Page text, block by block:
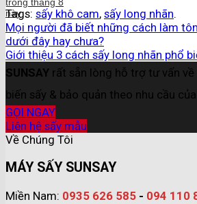
này
Tags: sấy khô cam, sấy long nhãn.
Mọi người đã biết những cách làm
dưới đây hay chưa?
Giới thiệu 3 cách sấy long nhãn phổ
SUNSAY rất sẵn lòng hỗ trợ tư vấn
biến sấy & bảo quản theo nhu cầu của
GỌI NGAY
Liên hệ sấy mẫu
Về Chúng Tôi
MÁY SẤY SUNSAY
Miền Nam: 0935 626 585 - 094 110